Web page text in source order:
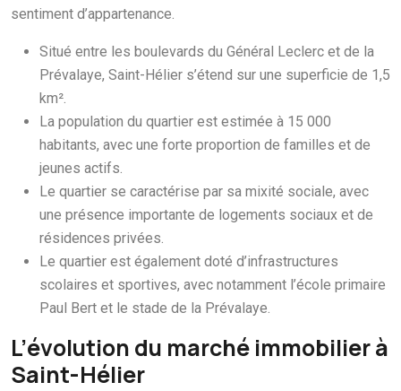
sentiment d’appartenance.
Situé entre les boulevards du Général Leclerc et de la
Prévalaye, Saint-Hélier s’étend sur une superficie de 1,5
km².
La population du quartier est estimée à 15 000
habitants, avec une forte proportion de familles et de
jeunes actifs.
Le quartier se caractérise par sa mixité sociale, avec
une présence importante de logements sociaux et de
résidences privées.
Le quartier est également doté d’infrastructures
scolaires et sportives, avec notamment l’école primaire
Paul Bert et le stade de la Prévalaye.
L’évolution du marché immobilier à
Saint-Hélier